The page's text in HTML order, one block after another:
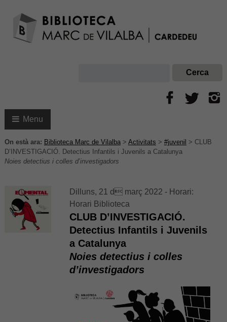
Menu
On està ara: Biblioteca Marc de Vilalba> Activitats > #juvenil > CLUB
D’INVESTIGACIÓ. Detectius Infantils i Juvenils a Catalunya
Noies detectius i colles d’investigadors
Dilluns, 21 d març 2022 - Horari:
Horari Biblioteca
CLUB D’INVESTIGACIÓ.
Detectius Infantils i Juvenils
a Catalunya
Noies detectius i colles
d’investigadors